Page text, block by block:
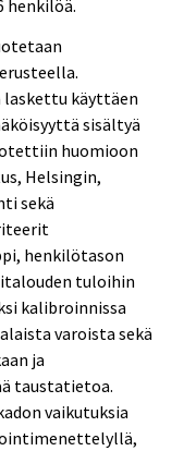
henkilöä.
laskettu käyttäen
sisältyä
huomioon
Helsingin,
sekä
henkilötason
tuloihin
kalibroinnissa
varoista sekä
ja
taustatietoa.
vaikutuksia